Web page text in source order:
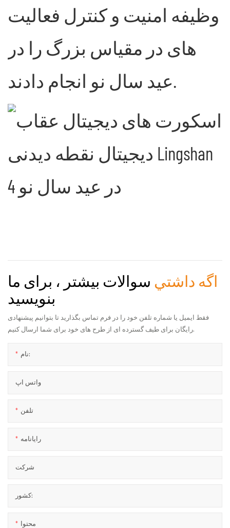
وظیفه امنیت و کنترل فعالیت
های در مقیاس بزرگ را در
عید سال نو انجام دادند.
اگه داشتي سوالات بیشتر ، برای ما
بنویسید
فقط ایمیل یا شماره تلفن خود را در فرم تماس بگذارید تا بتوانیم پیشنهادی
رایگان برای طیف گسترده ای از طرح های خود برای شما ارسال کنیم.
نام:
واتس اپ
تلفن
رایانامه
شرکت
کشور:
محتوا